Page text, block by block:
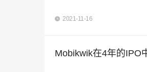
2021-11-16
Mobikwik在4年的IPO